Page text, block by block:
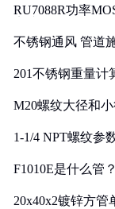
RU7088R功率
不锈钢通风 管道
201不锈钢重量计
M20螺纹大径和
1-1/4 NPT螺纹参
F1010E是什么管
20x40x2镀锌方